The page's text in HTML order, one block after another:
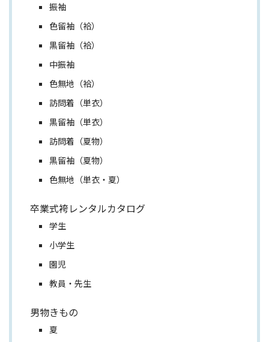
振袖
色留袖（袷）
黒留袖（袷）
中振袖
色無地（袷）
訪問着（単衣）
黒留袖（単衣）
訪問着（夏物）
黒留袖（夏物）
色無地（単衣・夏）
卒業式袴レンタルカタログ
学生
小学生
園児
教員・先生
男物きもの
夏